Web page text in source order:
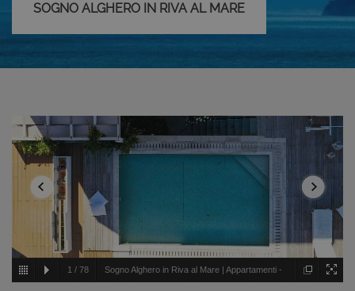
SOGNO ALGHERO IN RIVA AL MARE
1 / 78 Sogno Alghero in Riva al Mare | Appartamenti -